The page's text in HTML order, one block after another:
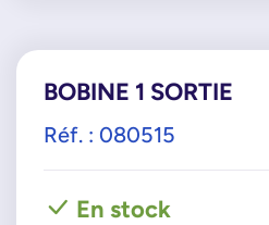
BOBINE 1 SORTIE
Réf. : 080515
En stock